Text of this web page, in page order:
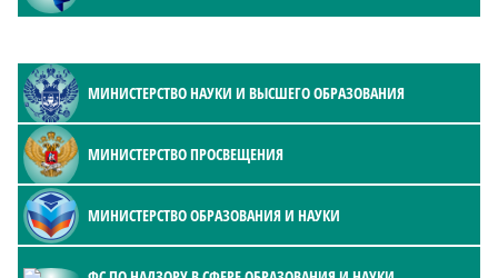
МИНИСТЕРСТВО НАУКИ И ВЫСШЕГО ОБРАЗОВАНИЯ
МИНИСТЕРСТВО ПРОСВЕЩЕНИЯ
МИНИСТЕРСТВО ОБРАЗОВАНИЯ И НАУКИ